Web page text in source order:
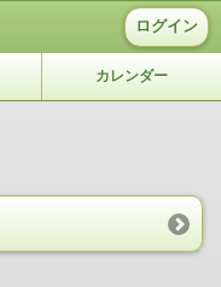
ログイン
カレンダー